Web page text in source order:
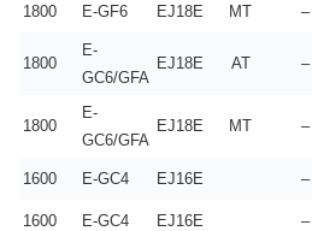
1800 E-GF6 EJ18E MT –
1800
E-
GC6/GFA
EJ18E AT –
1800
E-
GC6/GFA
EJ18E MT –
1600 E-GC4 EJ16E –
1600 E-GC4 EJ16E –